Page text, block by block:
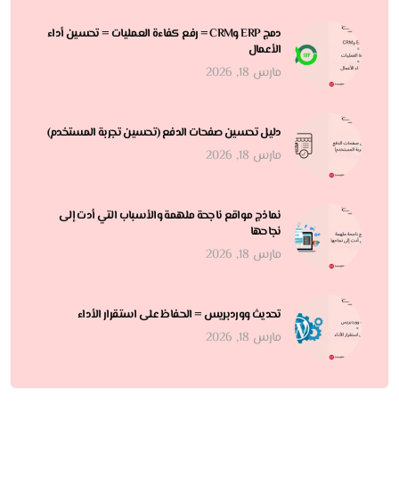
دمج ERP وCRM = رفع كفاءة العمليات = تحسين أداء
الأعمال
مارس 18, 2026
دليل تحسين صفحات الدفع (تحسين تجربة المستخدم)
مارس 18, 2026
نماذج مواقع ناجحة ملهمة والأسباب التي أدت إلى
نجاحها
مارس 18, 2026
تحديث ووردبريس = الحفاظ على استقرار الأداء
مارس 18, 2026